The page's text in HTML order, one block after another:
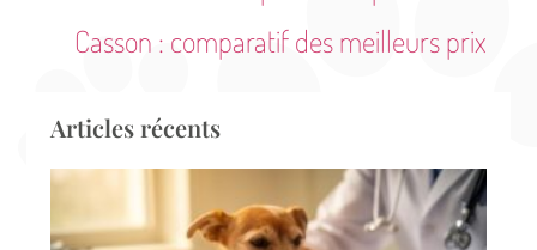
Casson : comparatif des meilleurs prix
Articles récents